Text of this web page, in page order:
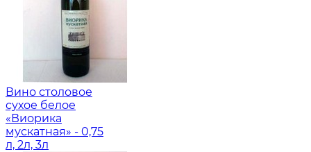
Вино столовое
сухое белое
«Виорика
мускатная» - 0,75
л, 2л, 3л